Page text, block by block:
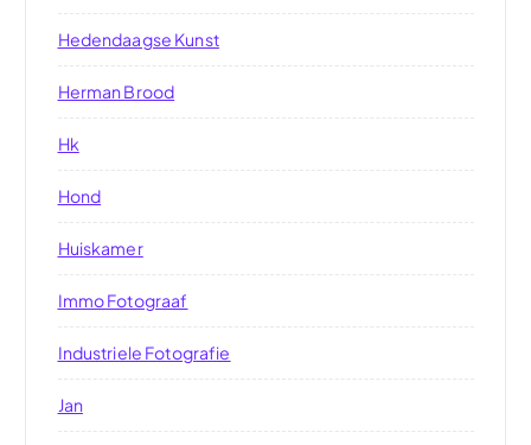
Hedendaagse Kunst
Herman Brood
Hk
Hond
Huiskamer
Immo Fotograaf
Industriele Fotografie
Jan